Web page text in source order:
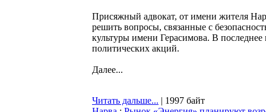
Присяжный адвокат, от имени жителя
решить вопросы, связанные с
культуры имени Герасимова. В
политических акций.
Далее...
Читать дальше... | 1997 байт